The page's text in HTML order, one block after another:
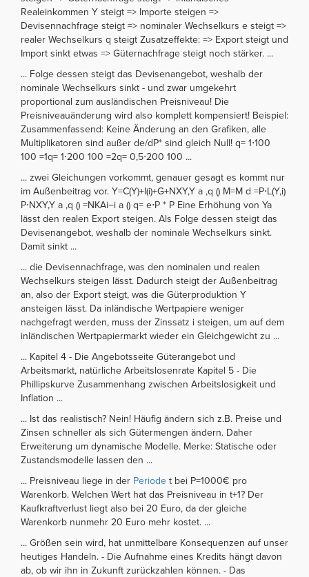
Realeinkommen Y steigt => Importe steigen =>
Devisennachfrage steigt => nominaler Wechselkurs e steigt =>
realer Wechselkurs q steigt Zusatzeffekte: => Export steigt und
Import sinkt etwas => Güternachfrage steigt noch stärker. ...
... Folge dessen steigt das Devisenangebot, weshalb der
nominale Wechselkurs sinkt - und zwar umgekehrt
proportional zum ausländischen Preisniveau! Die
Preisniveauänderung wird also komplett kompensiert! Beispiel:
Zusammenfassend: Keine Änderung an den Grafiken, alle
Multiplikatoren sind außer de/dP* sind gleich Null! q= 1⋅100
100 =1q= 1⋅200 100 =2q= 0,5⋅200 100 ...
... zwei Gleichungen vorkommt, genauer gesagt es kommt nur
im Außenbeitrag vor. Y=C(Y)+I(i)+G+NXY,Y a ,q () M=M d =P⋅L(Y,i)
P⋅NXY,Y a ,q () =NKAi−i a () q= e⋅P * P Eine Erhöhung von Ya
lässt den realen Export steigen. Als Folge dessen steigt das
Devisenangebot, weshalb der nominale Wechselkurs sinkt.
Damit sinkt ...
... die Devisennachfrage, was den nominalen und realen
Wechselkurs steigen lässt. Dadurch steigt der Außenbeitrag
an, also der Export steigt, was die Güterproduktion Y
ansteigen lässt. Da inländische Wertpapiere weniger
nachgefragt werden, muss der Zinssatz i steigen, um auf dem
inländischen Wertpapiermarkt wieder ein Gleichgewicht zu ...
... Kapitel 4 - Die Angebotsseite Güterangebot und
Arbeitsmarkt, natürliche Arbeitslosenrate Kapitel 5 - Die
Phillipskurve Zusammenhang zwischen Arbeitslosigkeit und
Inflation ...
... Ist das realistisch? Nein! Häufig ändern sich z.B. Preise und
Zinsen schneller als sich Gütermengen ändern. Daher
Erweiterung um dynamische Modelle. Merke: Statische oder
Zustandsmodelle lassen den ...
... Preisniveau liege in der Periode t bei P=1000€ pro
Warenkorb. Welchen Wert hat das Preisniveau in t+1? Der
Kaufkraftverlust liegt also bei 20 Euro, da der gleiche
Warenkorb nunmehr 20 Euro mehr kostet. ...
... Größen sein wird, hat unmittelbare Konsequenzen auf unser
heutiges Handeln. - Die Aufnahme eines Kredits hängt davon
ab, ob wir ihn in Zukunft zurückzahlen können. - Das